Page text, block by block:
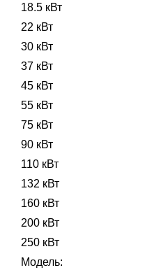
18.5 кВт
22 кВт
30 кВт
37 кВт
45 кВт
55 кВт
75 кВт
90 кВт
110 кВт
132 кВт
160 кВт
200 кВт
250 кВт
Модель: